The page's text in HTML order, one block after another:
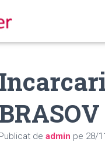
BRASOV
Publicat de admin pe 28/